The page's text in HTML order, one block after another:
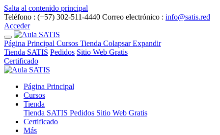
Salta al contenido principal
Teléfono : (+57) 302-511-4440 Correo electrónico : info@satis.red
Acceder
Página Principal Cursos Tienda ColapsarExpandir
Tienda SATIS Pedidos Sitio Web Gratis
Certificado
Página Principal
Cursos
Tienda
Tienda SATIS Pedidos Sitio Web Gratis
Certificado
Más